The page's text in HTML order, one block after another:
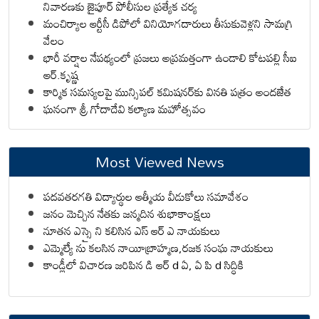
నివారణకు జైపూర్ పోలీసుల ప్రత్యేక చర్య
మంచిర్యాల ఆర్టీసీ డిపోలో వినియోగదారులు తీసుకువెళ్లని సామగ్రి
వేలం
భారీ వర్షాల నేపథ్యంలో ప్రజలు అప్రమత్తంగా ఉండాలి కోటపల్లి సీఐ
ఆర్.కృష్ణ
కార్మిక సమస్యలపై మున్సిపల్ కమిషనర్‌కు వినతి పత్రం అందజేత
ఘనంగా శ్రీ గోదాదేవి కల్యాణ మహోత్సవం
Most Viewed News
పదవతరగతి విద్యార్థుల ఆత్మీయ వీడుకోలు సమావేశం
జనం మెచ్చిన నేతకు జన్మదిన శుభాకాంక్షలు
నూతన ఎస్సై ని కలిసిన ఎస్ ఆర్ ఎ నాయకులు
ఎమ్మెల్యే ను కలసిన నాయీబ్రాహ్మణ,రజక సంఘ నాయకులు
కాండ్లీలో విచారణ జరిపిన డి ఆర్ d ఏ, ఏ పి d సిద్ధికి